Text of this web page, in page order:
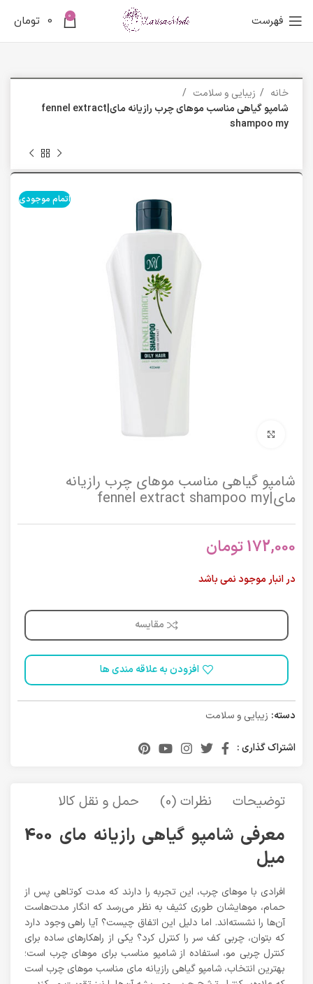
فهرست 0
0 تومان
خانه
زیبایی و سلامت
شامپو گیاهی مناسب موهای چرب رازیانه مای|fennel extract
shampoo my
اتمام موجودی
برای بزرگنمایی کلیک کنید
شامپو گیاهی مناسب موهای چرب رازیانه
مای|fennel extract shampoo my
172,000تومان
در انبار موجود نمی باشد
مقایسه
افزودن به علاقه مندی ها
دسته: زیبایی و سلامت
اشتراک گذاری :
توضیحات نظرات (0) حمل و نقل کالا
معرفی شامپو گیاهی رازیانه مای 400
میل
افرادی با مو‌های چرب، این تجربه را دارند که مدت کوتاهی پس از
حمام، مو‌هایشان طوری کثیف به نظر می‌رسد که انگار مدت‌هاست
آن‌ها را نشسته‌اند. اما دلیل این اتفاق چیست؟ آیا راهی وجود دارد
که بتوان، چربی کف سر را کنترل کرد؟ یکی از راهکار‌های ساده برای
کنترل چربی مو، استفاده از شامپو مناسب برای مو‌های چرب است؛
بهترین انتخاب، شامپو گیاهی رازیانه مای مناسب موهای چرب است